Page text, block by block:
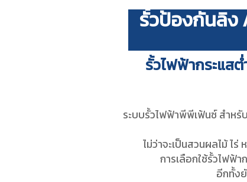
รั้วป้องกันลิง
รั้วไฟฟ้ากระแส
ระบบรั้วไฟฟ้าพีพีเฟ้นซ์ สำหรั
ไม่ว่าจะเป็นสวนผลไม้
การเลือกใช้รั้วไฟฟ้
อีกทั้ง